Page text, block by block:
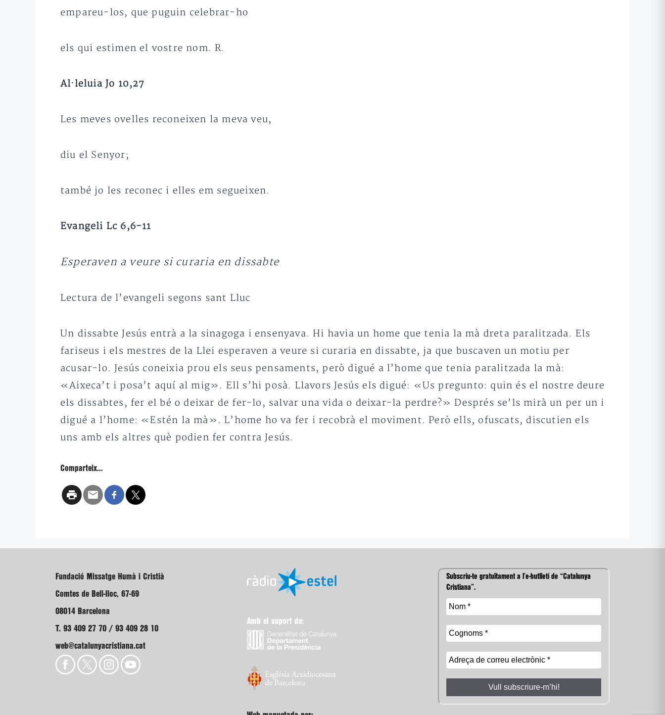
empareu-los, que puguin celebrar-ho
els qui estimen el vostre nom. R.
Al·leluia Jo 10,27
Les meves ovelles reconeixen la meva veu,
diu el Senyor;
també jo les reconec i elles em segueixen.
Evangeli Lc 6,6-11
Esperaven a veure si curaria en dissabte
Lectura de l’evangeli segons sant Lluc
Un dissabte Jesús entrà a la sinagoga i ensenyava. Hi havia un home que tenia la mà dreta paralitzada. Els
fariseus i els mestres de la Llei esperaven a veure si curaria en dissabte, ja que buscaven un motiu per
acusar-lo. Jesús coneixia prou els seus pensaments, però digué a l’home que tenia paralitzada la mà:
«Aixeca’t i posa’t aquí al mig». Ell s’hi posà. Llavors Jesús els digué: «Us pregunto: quin és el nostre deure
els dissabtes, fer el bé o deixar de fer-lo, salvar una vida o deixar-la perdre?» Després se’ls mirà un per un i
digué a l’home: «Estén la mà». L’home ho va fer i recobrà el moviment. Però ells, ofuscats, discutien els
uns amb els altres què podien fer contra Jesús.
Comparteix...
Fundació Missatge Humà i Cristià
Comtes de Bell-lloc, 67-69
08014 Barcelona
T. 93 409 27 70 / 93 409 28 10
web@catalunyacristiana.cat
Amb el suport de:
Subscriu-te gratuïtament a l’e-butlletí de “Catalunya
Cristiana”.